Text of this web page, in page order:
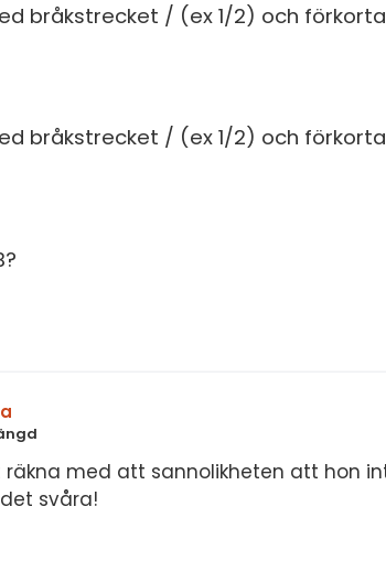
bråkstrecket / (ex 1/2) och
bråkstrecket / (ex 1/2) och
med att sannolikheten att hon
svåra!